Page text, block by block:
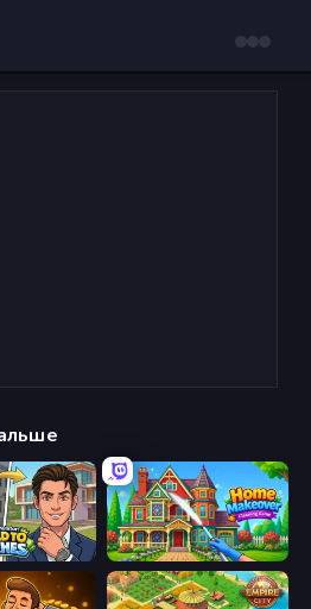
Life Simulator: Road to Riches Home Makeover Cleaning Game